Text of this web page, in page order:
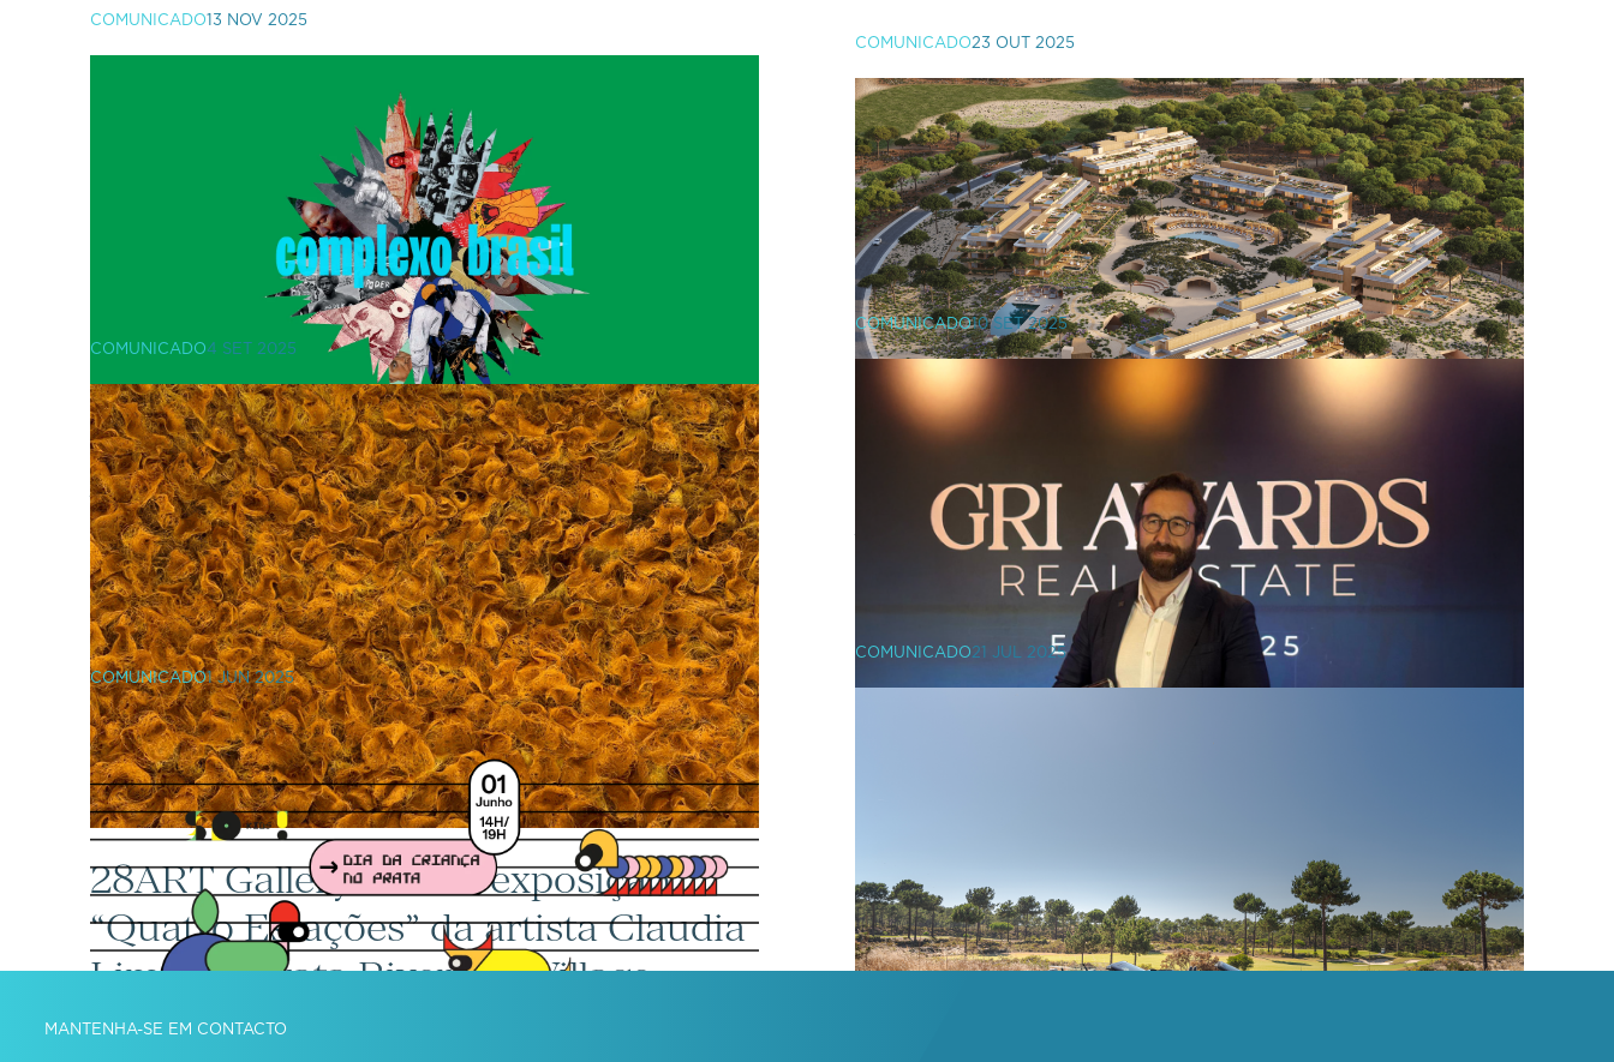
COMUNICADO13 NOV 2025
VIC Properties reforça relação com
Fundação Calouste Gulbenkian com
apoio à exposição "Complexo Brasil”
COMUNICADO23 OUT 2025
VIC Properties inicia a
comercialização do Pin Comporta
COMUNICADO10 SET 2025
Prata Riverside Village vence prémio
de melhor projeto de retalho do GRI
COMUNICADO4 SET 2025
28ART Gallery acolhe exposição
“Quatro Estações” da artista Claudia
Lima no Prata Riverside Village
COMUNICADO21 JUL 2025
COMUNICADO1 JUN 2025
MANTENHA-SE EM CONTACTO